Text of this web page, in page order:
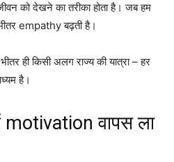
को देखने का तरीका होता है। जब हम
empathy बढ़ती है।
ही किसी अलग राज्य की यात्रा – हर
है।
motivation वापस ला